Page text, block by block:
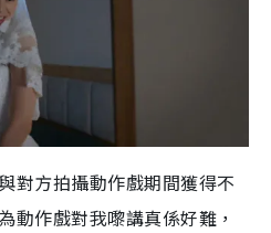
對方拍攝動作戲期間獲得不
動作戲對我嚟講真係好難，